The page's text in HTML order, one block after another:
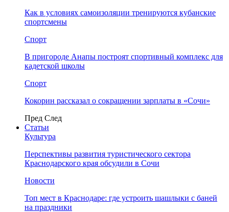
Как в условиях самоизоляции тренируются кубанские
спортсмены
Спорт
В пригороде Анапы построят спортивный комплекс для
кадетской школы
Спорт
Кокорин рассказал о сокращении зарплаты в «Сочи»
Пред След
Статьи
Культура
Перспективы развития туристического сектора
Краснодарского края обсудили в Сочи
Новости
Топ мест в Краснодаре: где устроить шашлыки с баней
на праздники